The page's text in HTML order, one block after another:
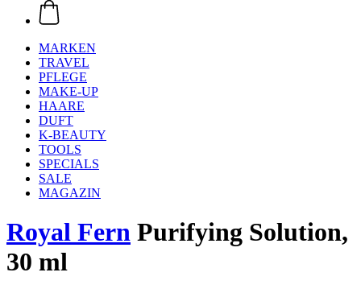
MARKEN
TRAVEL
PFLEGE
MAKE-UP
HAARE
DUFT
K-BEAUTY
TOOLS
SPECIALS
SALE
MAGAZIN
Royal Fern Purifying Solution,
30 ml